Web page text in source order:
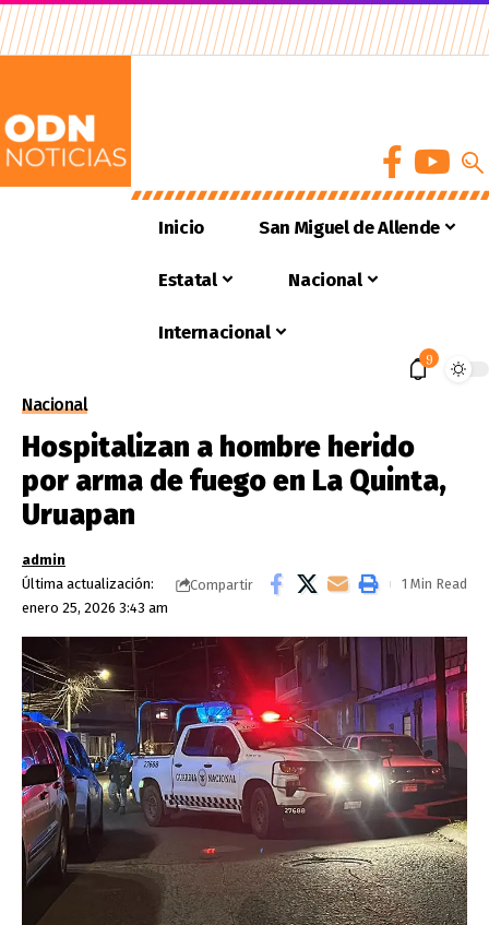
Inicio San Miguel de Allende
Estatal Nacional
Internacional
9
Nacional
Hospitalizan a hombre herido
por arma de fuego en La Quinta,
Uruapan
Última actualización:
enero 25, 2026 3:43 am
admin
Compartir
1 Min Read